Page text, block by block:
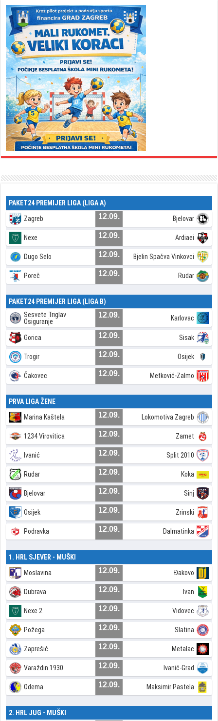
PAKET24 PREMIJER LIGA (LIGA A)
Zagreb 12.09. Bjelovar
Nexe 12.09. Ardiaei
Dugo Selo 12.09. Bjelin Spačva Vinkovci
Poreč 12.09. Rudar
PAKET24 PREMIJER LIGA (LIGA B)
Sesvete Triglav
Osiguranje
12.09. Karlovac
Gorica 12.09. Sisak
Trogir 12.09. Osijek
Čakovec 12.09. Metković-Zalmo
PRVA LIGA ŽENE
Marina Kaštela 12.09. Lokomotiva Zagreb
1234 Virovitica 12.09. Zamet
Ivanić 12.09. Split 2010
Rudar 12.09. Koka
Bjelovar 12.09. Sinj
Osijek 12.09. Zrinski
Podravka 12.09. Dalmatinka
1. HRL SJEVER - MUŠKI
Moslavina 12.09. Đakovo
Dubrava 12.09. Ivan
Nexe 2 12.09. Vidovec
Požega 12.09. Slatina
Zaprešić 12.09. Metalac
Varaždin 1930 12.09. Ivanić-Grad
Odema 12.09. Maksimir Pastela
2. HRL JUG - MUŠKI